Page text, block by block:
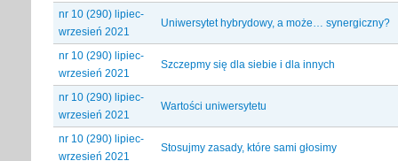
nr 10 (290) lipiec-
wrzesień 2021
Uniwersytet hybrydowy, a może… synergiczny?
nr 10 (290) lipiec-
wrzesień 2021
Szczepmy się dla siebie i dla innych
nr 10 (290) lipiec-
wrzesień 2021
Wartości uniwersytetu
nr 10 (290) lipiec-
wrzesień 2021
Stosujmy zasady, które sami głosimy